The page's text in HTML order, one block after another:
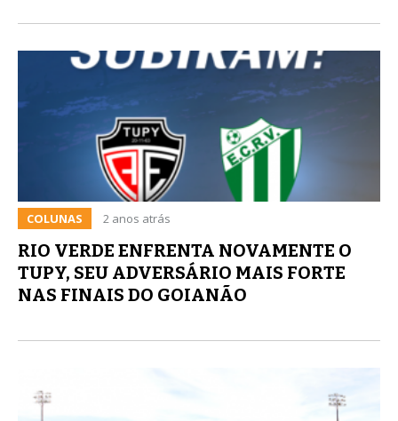
COLUNAS 2 anos atrás
RIO VERDE ENFRENTA NOVAMENTE O
TUPY, SEU ADVERSÁRIO MAIS FORTE
NAS FINAIS DO GOIANÃO